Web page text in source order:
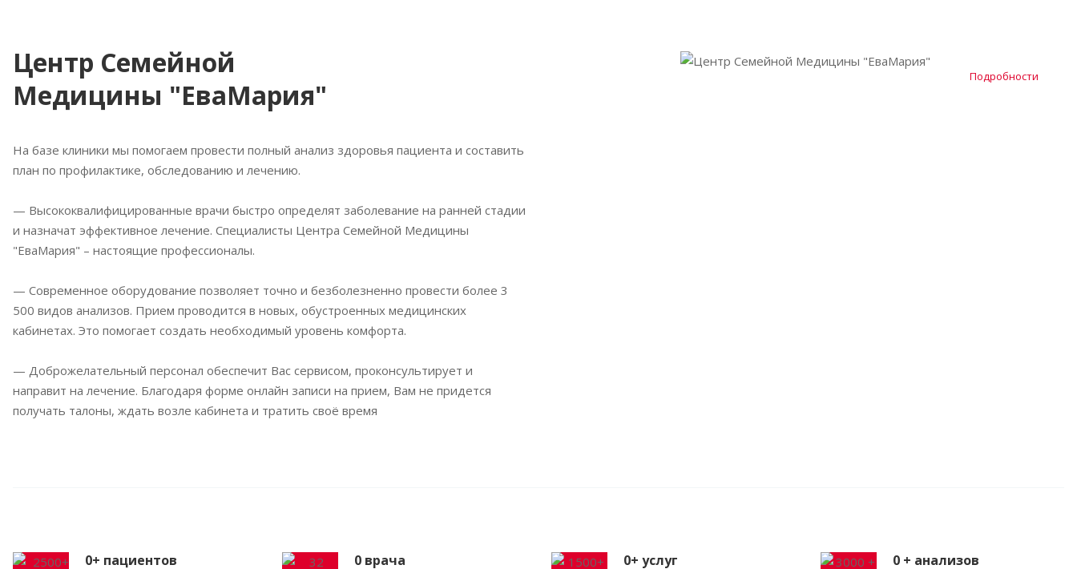
Центр Семейной
Медицины "ЕваМария"
На базе клиники мы помогаем провести полный анализ здоровья пациента и составить
план по профилактике, обследованию и лечению.
— Высококвалифицированные врачи быстро определят заболевание на ранней стадии
и назначат эффективное лечение. Специалисты Центра Семейной Медицины
"ЕваМария" – настоящие профессионалы.
— Современное оборудование позволяет точно и безболезненно провести более 3
500 видов анализов. Прием проводится в новых, обустроенных медицинских
кабинетах. Это помогает создать необходимый уровень комфорта.
— Доброжелательный персонал обеспечит Вас сервисом, проконсультирует и
направит на лечение. Благодаря форме онлайн записи на прием, Вам не придется
получать талоны, ждать возле кабинета и тратить своё время
Подробности
0+ пациентов 0 врача 0+ услуг 0 + анализов